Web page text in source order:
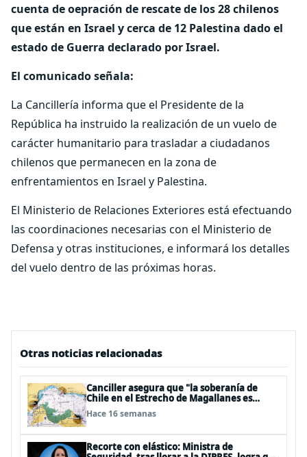
cuenta de oepración de rescate de los 28 chilenos
que están en Israel y cerca de 12 Palestina dado el
estado de Guerra declarado por Israel.
El comunicado señala:
La Cancillería informa que el Presidente de la
República ha instruido la realización de un vuelo de
carácter humanitario para trasladar a ciudadanos
chilenos que permanecen en la zona de
enfrentamientos en Israel y Palestina.
El Ministerio de Relaciones Exteriores está efectuando
las coordinaciones necesarias con el Ministerio de
Defensa y otras instituciones, e informará los detalles
del vuelo dentro de las próximas horas.
Otras noticias relacionadas
Canciller asegura que "la soberanía de
Chile en el Estrecho de Magallanes es
indiscutible"
Hace 16 semanas
Recorte con elástico: Ministra de